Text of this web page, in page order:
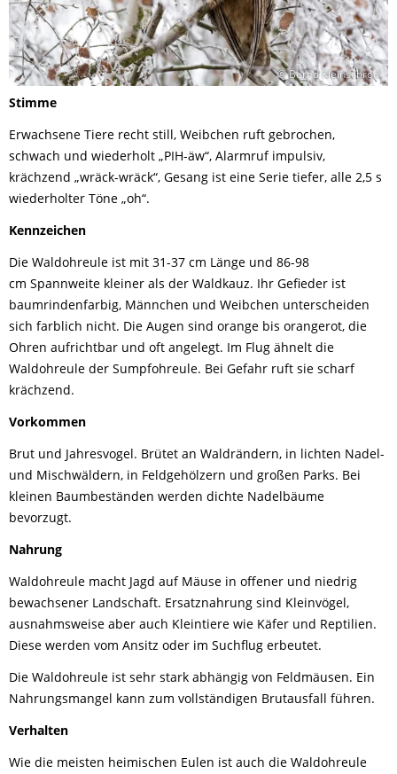
© Bernd Kleinschrod
Stimme
Erwachsene Tiere recht still, Weibchen ruft gebrochen,
schwach und wiederholt „PIH-äw“, Alarmruf impulsiv,
krächzend „wräck-wräck“, Gesang ist eine Serie tiefer, alle 2,5 s
wiederholter Töne „oh“.
Kennzeichen
Die Waldohreule ist mit 31-37 cm Länge und 86-98
cm Spannweite kleiner als der Waldkauz. Ihr Gefieder ist
baumrindenfarbig, Männchen und Weibchen unterscheiden
sich farblich nicht. Die Augen sind orange bis orangerot, die
Ohren aufrichtbar und oft angelegt. Im Flug ähnelt die
Waldohreule der Sumpfohreule. Bei Gefahr ruft sie scharf
krächzend.
Vorkommen
Brut und Jahresvogel. Brütet an Waldrändern, in lichten Nadel-
und Mischwäldern, in Feldgehölzern und großen Parks. Bei
kleinen Baumbeständen werden dichte Nadelbäume
bevorzugt.
Nahrung
Waldohreule macht Jagd auf Mäuse in offener und niedrig
bewachsener Landschaft. Ersatznahrung sind Kleinvögel,
ausnahmsweise aber auch Kleintiere wie Käfer und Reptilien.
Diese werden vom Ansitz oder im Suchflug erbeutet.
Die Waldohreule ist sehr stark abhängig von Feldmäusen. Ein
Nahrungsmangel kann zum vollständigen Brutausfall führen.
Verhalten
Wie die meisten heimischen Eulen ist auch die Waldohreule